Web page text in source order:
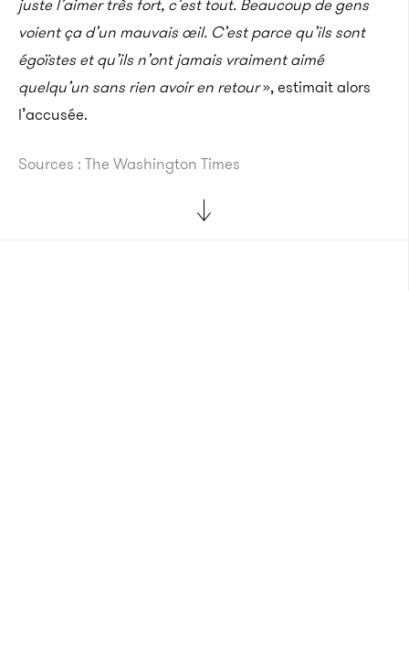
juste l’aimer très fort, c’est tout. Beaucoup de gens
voient ça d’un mauvais œil. C’est parce qu’ils sont
égoïstes et qu’ils n’ont jamais vraiment aimé
quelqu’un sans rien avoir en retour», estimait alors
l’accusée.
Sources : The Washington Times